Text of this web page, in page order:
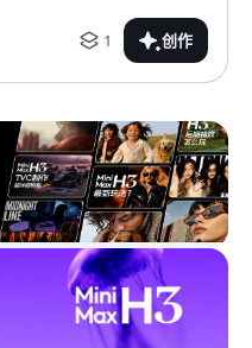
1
创作